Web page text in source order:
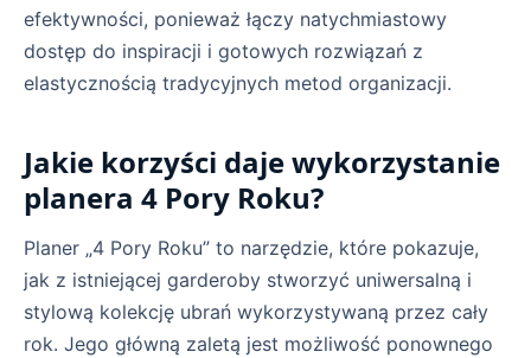
efektywności, ponieważ łączy natychmiastowy
dostęp do inspiracji i gotowych rozwiązań z
elastycznością tradycyjnych metod organizacji.
Jakie korzyści daje wykorzystanie
planera 4 Pory Roku?
Planer „4 Pory Roku” to narzędzie, które pokazuje,
jak z istniejącej garderoby stworzyć uniwersalną i
stylową kolekcję ubrań wykorzystywaną przez cały
rok. Jego główną zaletą jest możliwość ponownego